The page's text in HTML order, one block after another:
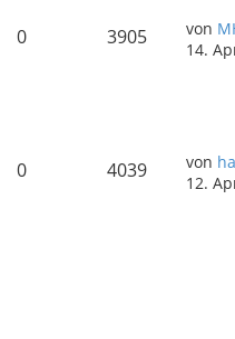
0 3905 von
14.
0 4039 von
12.